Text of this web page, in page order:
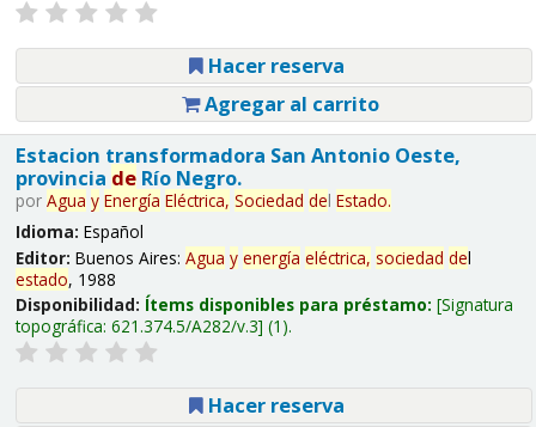
Hacer reserva
Agregar al carrito
Estacion transformadora San Antonio Oeste,
provincia deRío Negro.
por Agua y Energía Eléctrica, Sociedad del Estado.
Idioma: Español
Editor: Buenos Aires: Agua y energía eléctrica, sociedad del
estado, 1988
Disponibilidad: Ítems disponibles para préstamo: Signatura
topográfica: 621.374.5/A282/v.3 (1).
Hacer reserva